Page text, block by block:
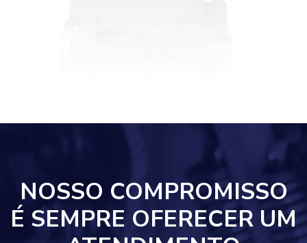
NOSSO COMPROMISSO
É SEMPRE OFERECER UM